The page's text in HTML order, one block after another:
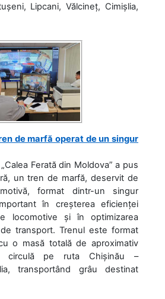
Lipcani, Vălcineț, Cimișlia,
de marfă operat de un singur
Ferată din Moldova” a pus
un tren de marfă, deservit de
format dintr-un singur
în creșterea eficienței
locomotive și în optimizarea
transport. Trenul este format
o masă totală de aproximativ
pe ruta Chișinău –
transportând grâu destinat